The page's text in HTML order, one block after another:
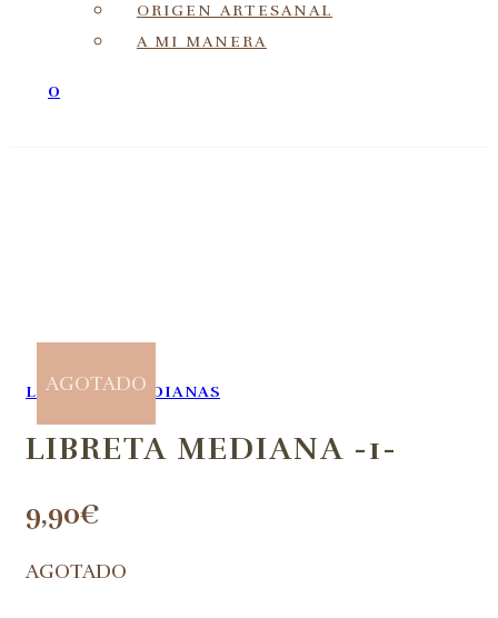
ORIGEN ARTESANAL
A MI MANERA
0
AGOTADO
LIBRETAS,MEDIANAS
LIBRETA MEDIANA -1-
9,90€
AGOTADO